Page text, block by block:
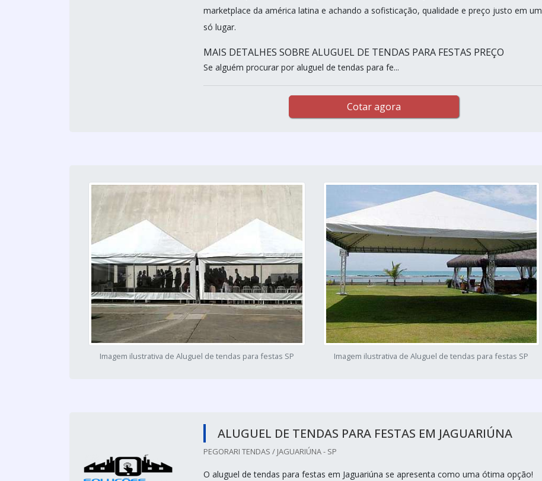
marketplace da américa latina e achando a sofisticação, qualidade e preço justo em um
só lugar.
MAIS DETALHES SOBRE ALUGUEL DE TENDAS PARA FESTAS PREÇO
Se alguém procurar por aluguel de tendas para fe...
Cotar agora
Imagem ilustrativa de Aluguel de tendas para festas SP Imagem ilustrativa de Aluguel de tendas para festas SP
ALUGUEL DE TENDAS PARA FESTAS EM JAGUARIÚNA
PEGORARI TENDAS / JAGUARIÚNA - SP
O aluguel de tendas para festas em Jaguariúna se apresenta como uma ótima opção!